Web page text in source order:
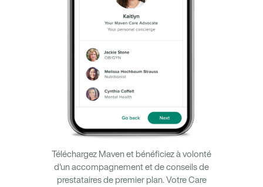
Téléchargez Maven et bénéficiez à volonté
d'un accompagnement et de conseils de
prestataires de premier plan. Votre Care